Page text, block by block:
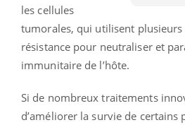
les cellules
tumorales, qui utilisent plusieurs
résistance pour neutraliser et
immunitaire de l’hôte.
Si de nombreux traitements
d’améliorer la survie de certains